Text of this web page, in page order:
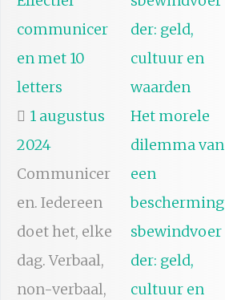
communicer
en met 10
letters
1 augustus
2024
Communicer
en. Iedereen
doet het, elke
dag. Verbaal,
non-verbaal,
Het morele
dilemma van
een
bescherming
sbewindvoer
der: geld,
cultuur en